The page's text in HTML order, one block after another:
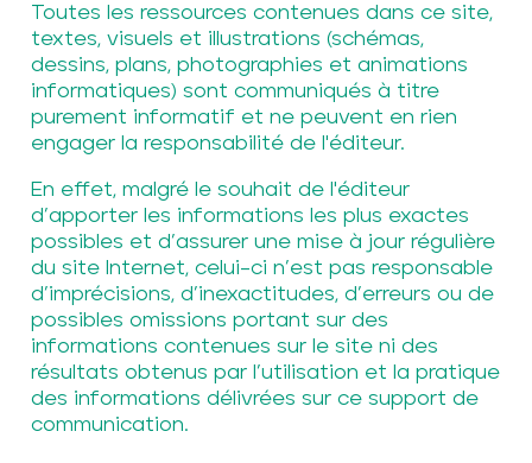
Toutes les ressources contenues dans ce site,
textes, visuels et illustrations (schémas,
dessins, plans, photographies et animations
informatiques) sont communiqués à titre
purement informatif et ne peuvent en rien
engager la responsabilité de l'éditeur.
En effet, malgré le souhait de l'éditeur
d’apporter les informations les plus exactes
possibles et d’assurer une mise à jour régulière
du site Internet, celui–ci n’est pas responsable
d’imprécisions, d’inexactitudes, d’erreurs ou de
possibles omissions portant sur des
informations contenues sur le site ni des
résultats obtenus par l’utilisation et la pratique
des informations délivrées sur ce support de
communication.